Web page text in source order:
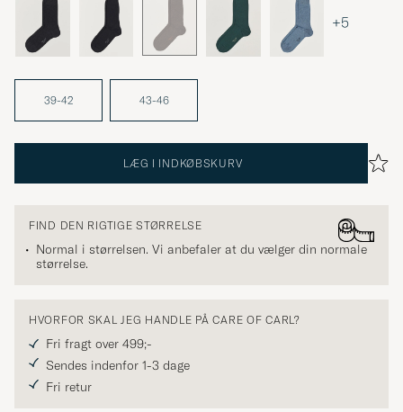
+5
39-42 43-46
LÆG I INDKØBSKURV
FIND DEN RIGTIGE STØRRELSE
Normal i størrelsen. Vi anbefaler at du vælger din normale
størrelse.
HVORFOR SKAL JEG HANDLE PÅ CARE OF CARL?
Fri fragt over 499;-
Sendes indenfor 1-3 dage
Fri retur